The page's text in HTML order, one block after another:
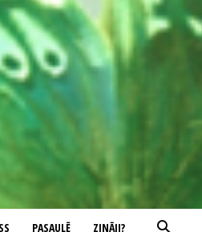
PASAULĒ ZINĀJI?